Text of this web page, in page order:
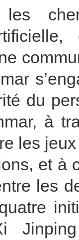
les
du
à
les
et à
les